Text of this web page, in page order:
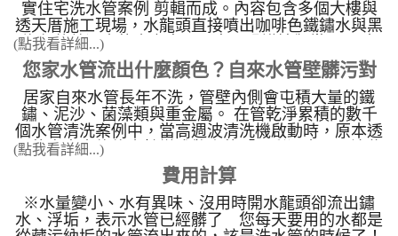
是 本機特色 人性化操作介面，操作簡便，初次使
用即可輕易上手 售後服務完備，設備非人為保固三
年。 具多段週波功能：水槌、脈衝波、螺旋波、遙
控功能，另具備完整顯示操作介面。 具備功能：螺
旋波脈衝剝離、水槌沖擊、脈衝剝離清洗、高穿透遙
控、脈衝時間設定。 適用範圍：公寓、透天、園區
大廠、民宿、旅館、露營區、大型醫院、塑膠射出工
廠、食品工廠、學校。 水管清洗示意圖： 水管清
所含各種的各種重金屬， 便附著於水管的管壁上；
加上水管長時間得使用所產生得鏽蝕， 種種的“東
西”,都必須經過水管，熱水管的彎頭部份為了耐熱又
多使用容易氧化生銹的鐵製品，不到五年就開始銹
蝕，不到十年就開始產生銹片和銹塊，造成容易 水
管阻塞 ，導致水流量變小及產生鐵銹水，此外銹蝕
粗糙的管壁更容易藏污納垢，大量屯積細菌藻類、污
泥和各種重金屬物質，隨著時間一點一滴地被我們吸
收入我們身體體內，很容易引起身體的健康及皮膚的
紅腫，這樣的用水品質能安心使用嗎? 自來水管比水
塔還要髒，水塔半年洗一次，水管卻從來不清洗，房
子有幾歲，自來水管就幾年沒洗，本公司積極推廣
自來水水管清洗 的重要性。
實住宅洗水管案例 剪輯而成。內容包含多個大樓與
透天厝施工現場，水龍頭直接噴出咖啡色鐵鏽水與黑
綠色菌藻污水的真實畫面（畫面恐謹慎觀賞）。 本
影片核心展示之技術與用水知識： 水管卡垢的成
因： 自來水中的鈣鎂離子、餘氯與老� ...
(點我看詳細...)
您家水管流出什麼顏色？自來水管壁髒污對
水質與水壓的關鍵影響
居家自來水管長年不洗，管壁內側會屯積大量的鐵
鏽、泥沙、菌藻類與重金屬。 在管乾淨累積的數千
個水管清洗案例中，當高週波清洗機啟動時，原本透
明的自來水往往會轉變成驚人的「五彩污水」。這些
洗出來的污水顏色，直接對應了管線內部的特定化學
與生物污染物： 水管污水顏色與污染物� ...
(點我看詳細...)
費用計算
※水量變小、水有異味、沒用時開水龍頭卻流出鏽
水、浮垢，表示水管已經髒了 您每天要用的水都是